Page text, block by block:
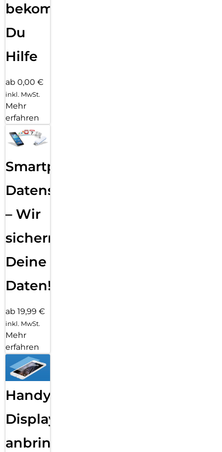
bekommst
Du
Hilfe
ab 0,00 €
inkl. MwSt.
Mehr
erfahren
Smartphone
Datensicherung
– Wir
sichern
Deine
Daten!
ab 19,99 €
inkl. MwSt.
Mehr
erfahren
Handy
Displayfolie
anbringen